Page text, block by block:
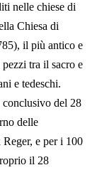
nelle chiese di
Chiesa di
il più antico e
tra il sacro e
e tedeschi.
conclusivo del 28
delle
e per i 100
il 28